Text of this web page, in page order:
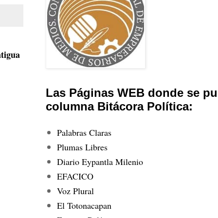
Las Páginas WEB donde se
columna Bitácora Política:
Palabras Claras
Plumas Libres
Diario Eypantla Milenio
EFACICO
Voz Plural
El Totonacapan